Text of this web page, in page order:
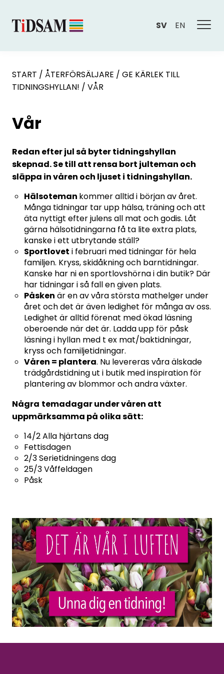
SV EN
START / ÅTERFÖRSÄLJARE / GE KÄRLEK TILL
TIDNINGSHYLLAN! / VÅR
Vår
Redan efter jul så byter tidningshyllan
skepnad. Se till att rensa bort julteman och
släppa in våren och ljuset i tidningshyllan.
Hälsoteman kommer alltid i början av året.
Många tidningar tar upp hälsa, träning och att
äta nyttigt efter julens all mat och godis. Låt
gärna hälsotidningarna få ta lite extra plats,
kanske i ett utbrytande ställ?
Sportlovet i februari med tidningar för hela
familjen. Kryss, skidåkning och barntidningar.
Kanske har ni en sportlovshörna i din butik? Där
har tidningar i så fall en given plats.
Påsken är en av våra största mathelger under
året och det är även ledighet för många av oss.
Ledighet är alltid förenat med ökad läsning
oberoende när det är. Ladda upp för påsk
läsning i hyllan med t ex mat/baktidningar,
kryss och familjetidningar.
Våren = plantera. Nu levereras våra älskade
trädgårdstidning ut i butik med inspiration för
plantering av blommor och andra växter.
Några temadagar under våren att
uppmärksamma på olika sätt:
14/2 Alla hjärtans dag
Fettisdagen
2/3 Serietidningens dag
25/3 Våffeldagen
Påsk